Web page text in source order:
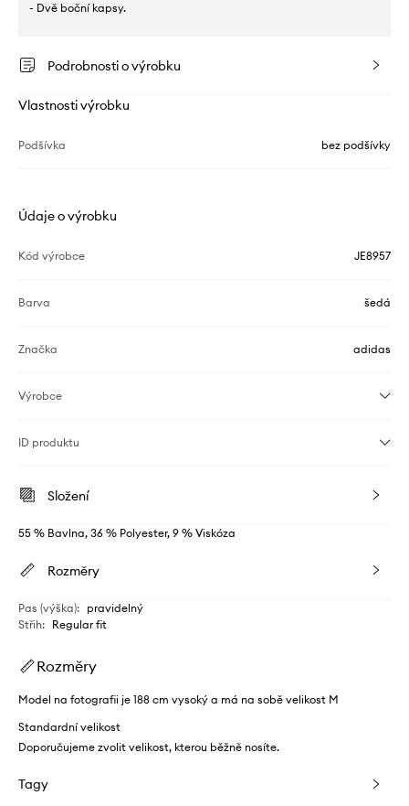
- Dvě boční kapsy.
Podrobnosti o výrobku
Vlastnosti výrobku
Podšívka bez podšívky
Údaje o výrobku
Kód výrobce JE8957
Barva šedá
Značka adidas
Výrobce
ID produktu
Složení
55 % Bavlna, 36 % Polyester, 9 % Viskóza
Rozměry
Pas (výška): pravidelný
Střih: Regular fit
Rozměry
Model na fotografii je 188 cm vysoký a má na sobě velikost M
Standardní velikost
Doporučujeme zvolit velikost, kterou běžně nosíte.
Tagy